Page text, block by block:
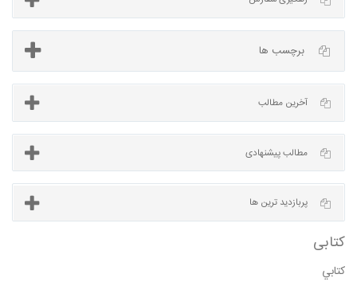
آخرین خبرها
برچسب ها
آخرین مطالب
مطالب پیشنهادی
كتابي